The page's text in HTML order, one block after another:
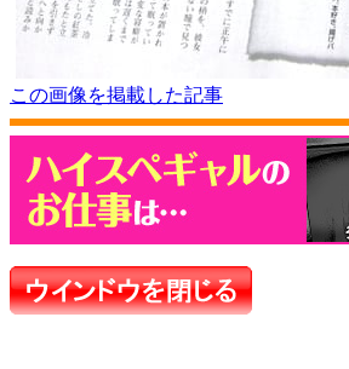
この画像を掲載した記事